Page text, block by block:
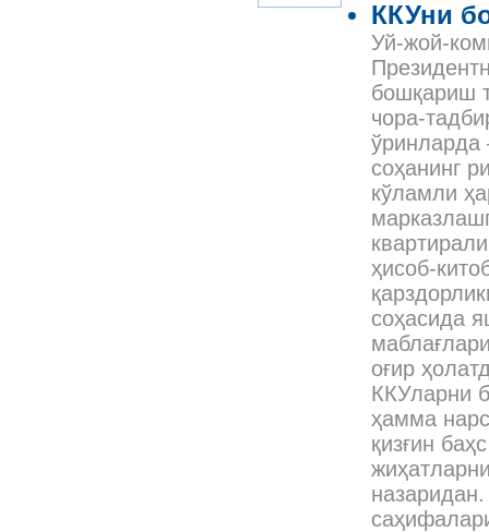
ККУни
Уй-жой-
бошқариш
чора-
соҳанинг
кўламли
ҳисоб-
соҳасида
оғир
ККУларни
ҳамма
қизғин